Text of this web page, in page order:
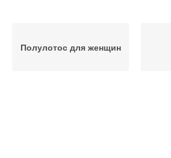
Полулотос для женщин